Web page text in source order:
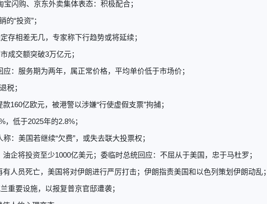
闪购、京东外卖集体表态：积极配合；
“投资”；
存相差无几，专家称下行趋势或将延续；
成交额突破3万亿元；
：服务期为两年，属正常价格，平均单价低于市场价；
税；
160亿欧元，被港警以涉嫌“行使虚假支票”拘捕；
低于2025年的2.8%；
：美国若继续“欠费”，或失去联大投票权；
企将投资至少1000亿美元；委临时总统回应：不屈从于美国，忠于马杜罗；
人员死亡，美国将对伊朗进行严厉打击；伊朗指责美国和以色列策划伊朗动乱；
重要设施，以报复普京官邸遭袭；